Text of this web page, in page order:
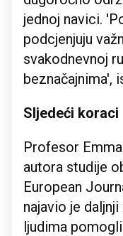
jednoj navici.
podcjenjuju
svakodnevnoj
beznačajnima',
Sljedeći koraci
Profesor
autora studije
European
najavio je
ljudima